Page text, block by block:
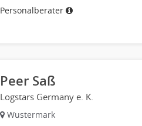
Personalberater
Peer Saß
Logstars Germany e. K.
Wustermark